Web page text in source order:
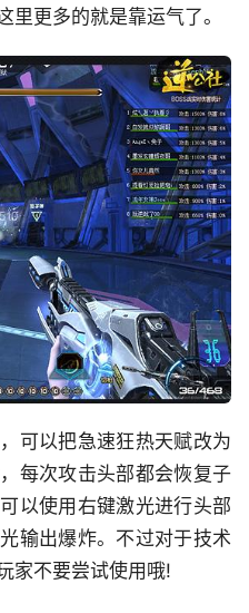
里更多的就是靠运气了。
可以把急速狂热天赋改为
每次攻击头部都会恢复子
以使用右键激光进行头部
输出爆炸。不过对于技术
家不要尝试使用哦!